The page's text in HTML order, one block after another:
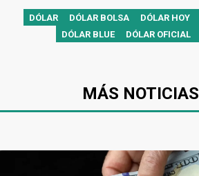
DÓLAR DÓLAR BOLSA DÓLAR HOY
DÓLAR BLUE
DÓLAR OFICIAL
MÁS NOTICIAS